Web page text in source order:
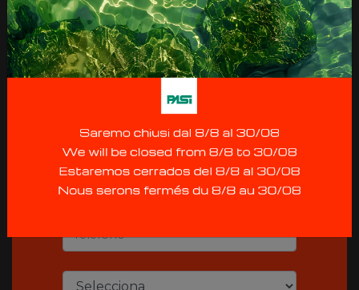
Nombre de la empresa
Apellido
Email
Teléfono